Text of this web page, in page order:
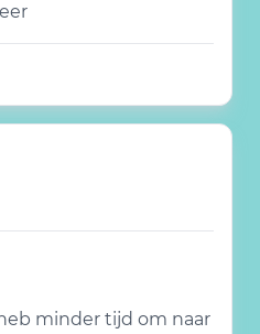
minder tijd om naar